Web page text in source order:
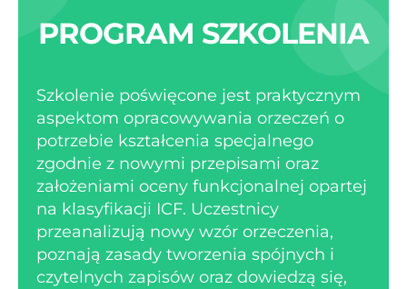
PROGRAM SZKOLENIA
Szkolenie poświęcone jest praktycznym
aspektom opracowywania orzeczeń o
potrzebie kształcenia specjalnego
zgodnie z nowymi przepisami oraz
założeniami oceny funkcjonalnej opartej
na klasyfikacji ICF. Uczestnicy
przeanalizują nowy wzór orzeczenia,
poznają zasady tworzenia spójnych i
czytelnych zapisów oraz dowiedzą się,